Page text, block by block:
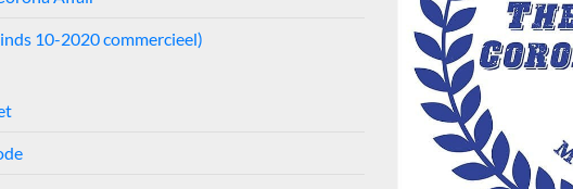
10-2020 commercieel)